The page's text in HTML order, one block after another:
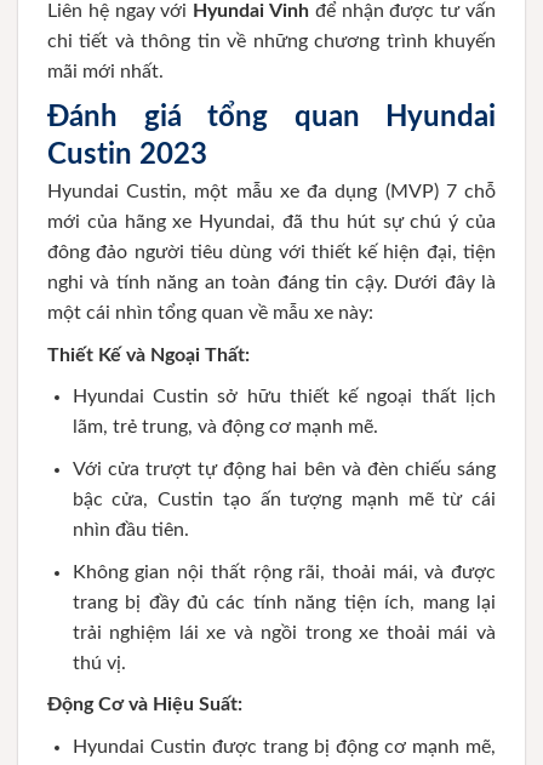
Liên hệ ngay với Hyundai Vinh để nhận được tư vấn
chi tiết và thông tin về những chương trình khuyến
mãi mới nhất.
Đánh giá tổng quan Hyundai
Custin 2023
Hyundai Custin, một mẫu xe đa dụng (MVP) 7 chỗ
mới của hãng xe Hyundai, đã thu hút sự chú ý của
đông đảo người tiêu dùng với thiết kế hiện đại, tiện
nghi và tính năng an toàn đáng tin cậy. Dưới đây là
một cái nhìn tổng quan về mẫu xe này:
Thiết Kế và Ngoại Thất:
Hyundai Custin sở hữu thiết kế ngoại thất lịch
lãm, trẻ trung, và động cơ mạnh mẽ.
Với cửa trượt tự động hai bên và đèn chiếu sáng
bậc cửa, Custin tạo ấn tượng mạnh mẽ từ cái
nhìn đầu tiên.
Không gian nội thất rộng rãi, thoải mái, và được
trang bị đầy đủ các tính năng tiện ích, mang lại
trải nghiệm lái xe và ngồi trong xe thoải mái và
thú vị.
Động Cơ và Hiệu Suất:
Hyundai Custin được trang bị động cơ mạnh mẽ,